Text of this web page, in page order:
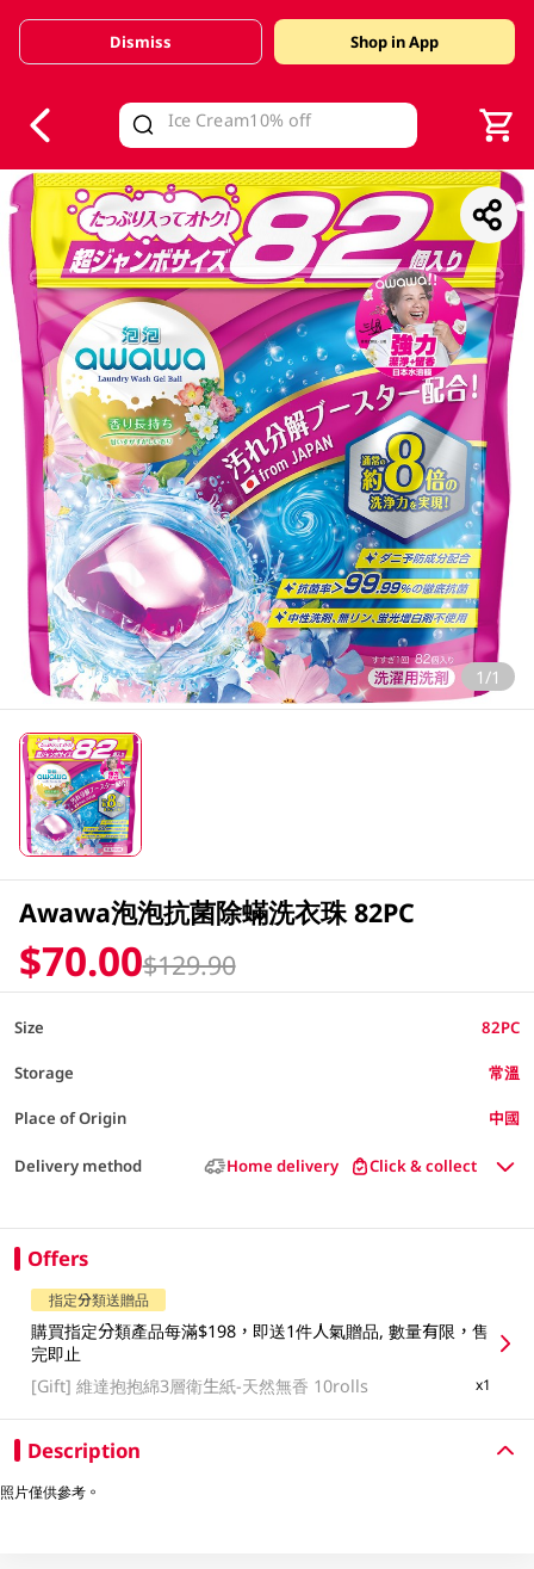
Valid Until 30 June 2026
Dismiss Shop in App
1/1
Awawa泡泡抗菌除蟎洗衣珠 82PC
$70.00$129.90
Size 82PC
Storage 常溫
Place of Origin 中國
Delivery method Home delivery Click & collect
Offers
指定分類送贈品
購買指定分類產品每滿$198，即送1件人氣贈品, 數量有限，售
完即止
[Gift]維達抱抱綿3層衛生紙-天然無香 10rolls x1
Description
照片僅供參考。